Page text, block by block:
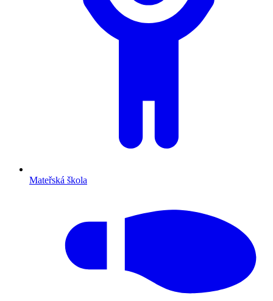
Mateřská škola